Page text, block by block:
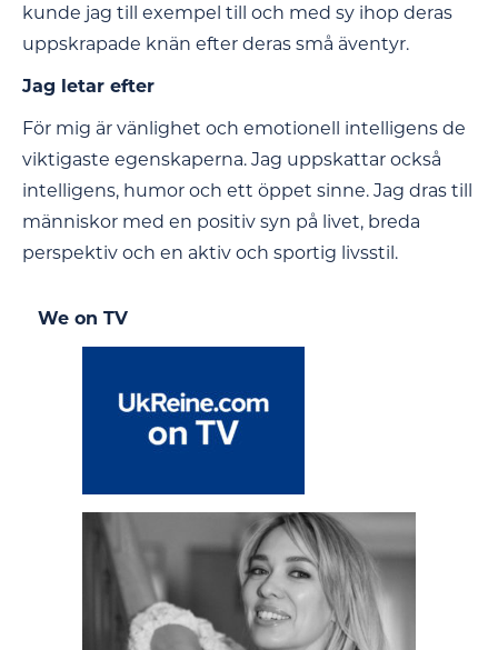
kunde jag till exempel till och med sy ihop deras
uppskrapade knän efter deras små äventyr.
Jag letar efter
För mig är vänlighet och emotionell intelligens de
viktigaste egenskaperna. Jag uppskattar också
intelligens, humor och ett öppet sinne. Jag dras till
människor med en positiv syn på livet, breda
perspektiv och en aktiv och sportig livsstil.
We on TV